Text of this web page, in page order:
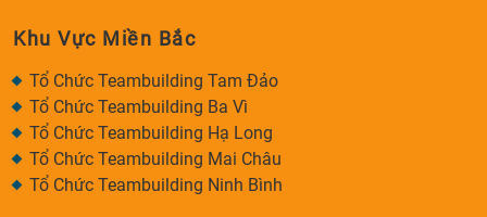
Khu Vực Miền Bắc
Tổ Chức Teambuilding Tam Đảo
Tổ Chức Teambuilding Ba Vì
Tổ Chức Teambuilding Hạ Long
Tổ Chức Teambuilding Mai Châu
Tổ Chức Teambuilding Ninh Bình